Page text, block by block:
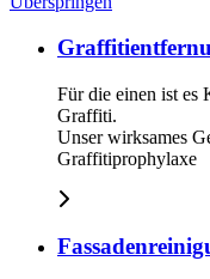
Für die einen ist es
Graffiti.
Unser wirksames
Graffitiprophylaxe